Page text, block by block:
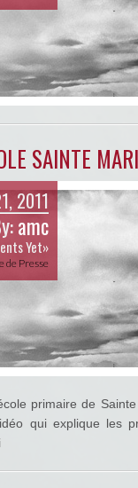
SAINTE
2011
amc
Yet»
de Presse
primaire de
qui explique les
ici